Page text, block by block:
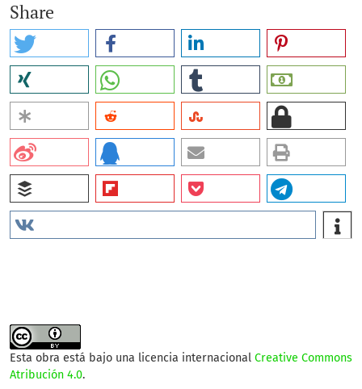
Share
Esta obra está bajo una licencia internacional Creative Commons
Atribución 4.0.